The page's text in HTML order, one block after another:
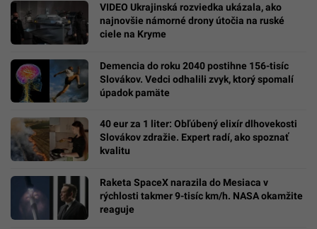
VIDEO Ukrajinská rozviedka ukázala, ako
najnovšie námorné drony útočia na ruské
ciele na Kryme
Demencia do roku 2040 postihne 156-tisíc
Slovákov. Vedci odhalili zvyk, ktorý spomalí
úpadok pamäte
40 eur za 1 liter: Obľúbený elixír dlhovekosti
Slovákov zdražie. Expert radí, ako spoznať
kvalitu
Raketa SpaceX narazila do Mesiaca v
rýchlosti takmer 9-tisíc km/h. NASA okamžite
reaguje